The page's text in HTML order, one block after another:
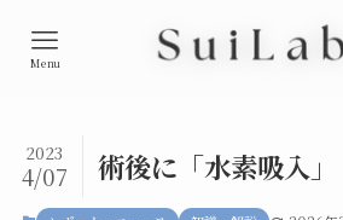
Menu
術後に「水素吸入」
2023
4/07